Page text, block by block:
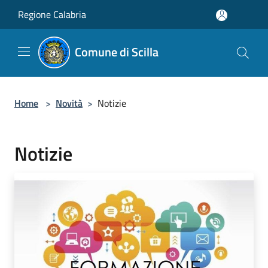
Regione Calabria
Comune di Scilla
Home > Novità > Notizie
Notizie